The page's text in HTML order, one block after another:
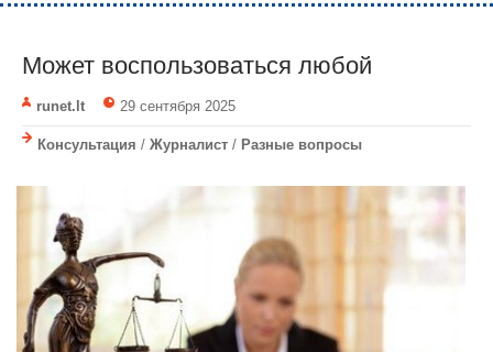
Может воспользоваться любой
runet.lt 29 сентября 2025
Консультация / Журналист / Разные вопросы